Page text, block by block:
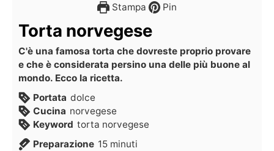
Stampa Pin
Torta norvegese
C'è una famosa torta che dovreste proprio provare
e che è considerata persino una delle più buone al
mondo. Ecco la ricetta.
Portata dolce
Cucina norvegese
Keyword torta norvegese
Preparazione 15 minuti